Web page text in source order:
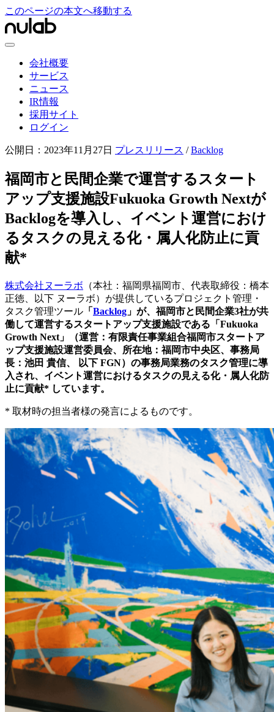
このページの本文へ移動する
会社概要
サービス
ニュース
IR情報
採用サイト
ログイン
公開日： 2023年11月27日 プレスリリース / Backlog
福岡市と民間企業で運営するスタート
アップ支援施設Fukuoka Growth Nextが
Backlogを導入し、イベント運営におけ
るタスクの見える化・属人化防止に貢
献*
株式会社ヌーラボ （本社：福岡県福岡市、代表取締役：橋本
正徳、以下 ヌーラボ）が提供しているプロジェクト管理・
タスク管理ツール 「 Backlog 」が、福岡市と民間企業3社が共
働して運営するスタートアップ支援施設である「Fukuoka
Growth Next」（運営：有限責任事業組合福岡市スタートア
ップ支援施設運営委員会、所在地：福岡市中央区、事務局
長：池田 貴信、 以下 FGN）の事務局業務のタスク管理に導
入され、イベント運営におけるタスクの見える化・属人化防
止に貢献* しています。
* 取材時の担当者様の発言によるものです。